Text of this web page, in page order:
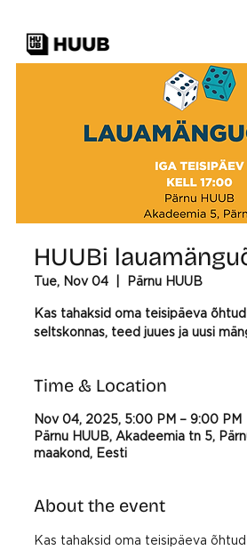
HUUBi
Tue, Nov 04
  |
Pärnu HUUB
Kas tahaksid oma teisipäeva
seltskonnas, teed juues ja uusi
Time & Location
Nov 04, 2025, 5:00 PM – 9:00 PM
Pärnu HUUB, Akadeemia tn 5,
maakond, Eesti
About the event
Kas tahaksid oma teisipäeva